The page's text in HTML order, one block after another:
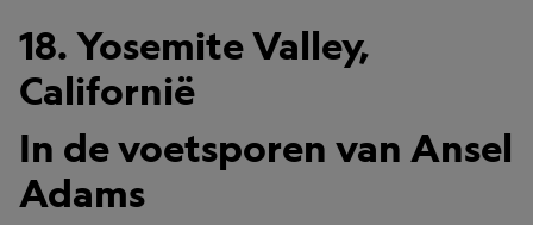
18. Yosemite Valley,
Californië
In de voetsporen van Ansel
Adams